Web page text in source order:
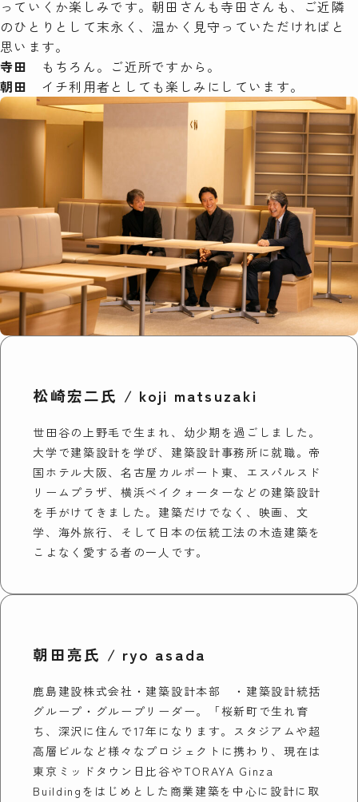
っていくか楽しみです。朝田さんも寺田さんも、ご近隣
のひとりとして末永く、温かく見守っていただければと
思います。
寺田
もちろん。ご近所ですから。
朝田
イチ利用者としても楽しみにしています。
松崎宏二氏 / koji matsuzaki
世田谷の上野毛で生まれ、幼少期を過ごしました。
大学で建築設計を学び、建築設計事務所に就職。帝
国ホテル大阪、名古屋カルポート東、エスパルスド
リームプラザ、横浜ベイクォーターなどの建築設計
を手がけてきました。建築だけでなく、映画、文
学、海外旅行、そして日本の伝統工法の木造建築を
こよなく愛する者の一人です。
朝田亮氏 / ryo asada
鹿島建設株式会社・建築設計本部 ・建築設計統括
グループ・グループリーダー。
「桜新町で生れ育
ち、深沢に住んで17年になります。スタジアムや超
高層ビルなど様々なプロジェクトに携わり、現在は
東京ミッドタウン日比谷やTORAYA Ginza
Buildingをはじめとした商業建築を中心に設計に取